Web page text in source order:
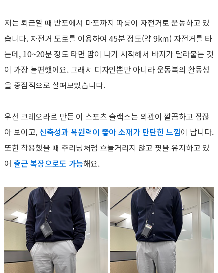
저는 퇴근할 때 반포에서 마포까지 따릉이 자전거로 운동하고 있
습니다. 자전거 도로를 이용하여 45분 정도(약 9km) 자전거를 타
는데, 10~20분 정도 타면 땀이 나기 시작해서 바지가 달라붙는 것
이 가장 불편했어요. 그래서 디자인뿐만 아니라 운동복의 활동성
을 중점적으로 살펴보았습니다.
우선 크레오라로 만든 이 스포츠 슬랙스는 외관이 깔끔하고 점잖
아 보이고, 신축성과 복원력이 좋아 소재가 탄탄한 느낌이 납니다.
또한 착용했을 때 추리닝처럼 흐늘거리지 않고 핏을 유지하고 있
어 출근 복장으로도 가능해요.